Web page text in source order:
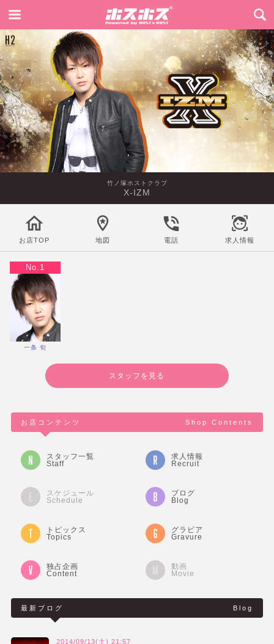
竹ノ塚ホストクラブ
X-IZM
お店TOP 地図 電話 求人情報
No.1
一条 旬
スタッフを見る
Shop Contents
お店コンテンツ
スタッフ一覧
Staff
求人情報
Recruit
スケジュール
Schedule
ブログ
Blog
トピックス
Topics
グラビア
Gravure
独占企画
Content
動画
Movie
Blog
最新ブログ
2014/09/13(土) 21:57